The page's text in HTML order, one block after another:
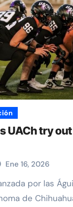
UACh try
Ene 16, 2026
de